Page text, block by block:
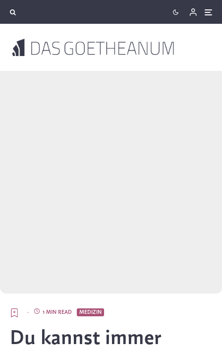
MEDIZIN
1 MIN READ
·
Du kannst immer